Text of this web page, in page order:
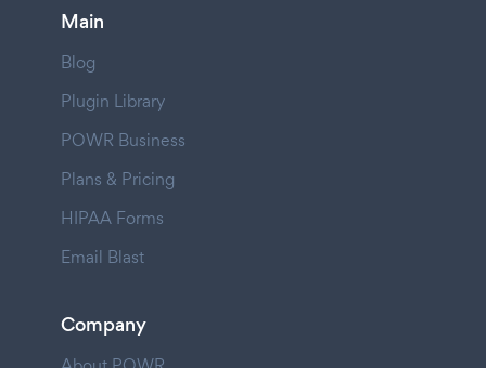
Main
Blog
Plugin Library
POWR Business
Plans & Pricing
HIPAA Forms
Email Blast
Company